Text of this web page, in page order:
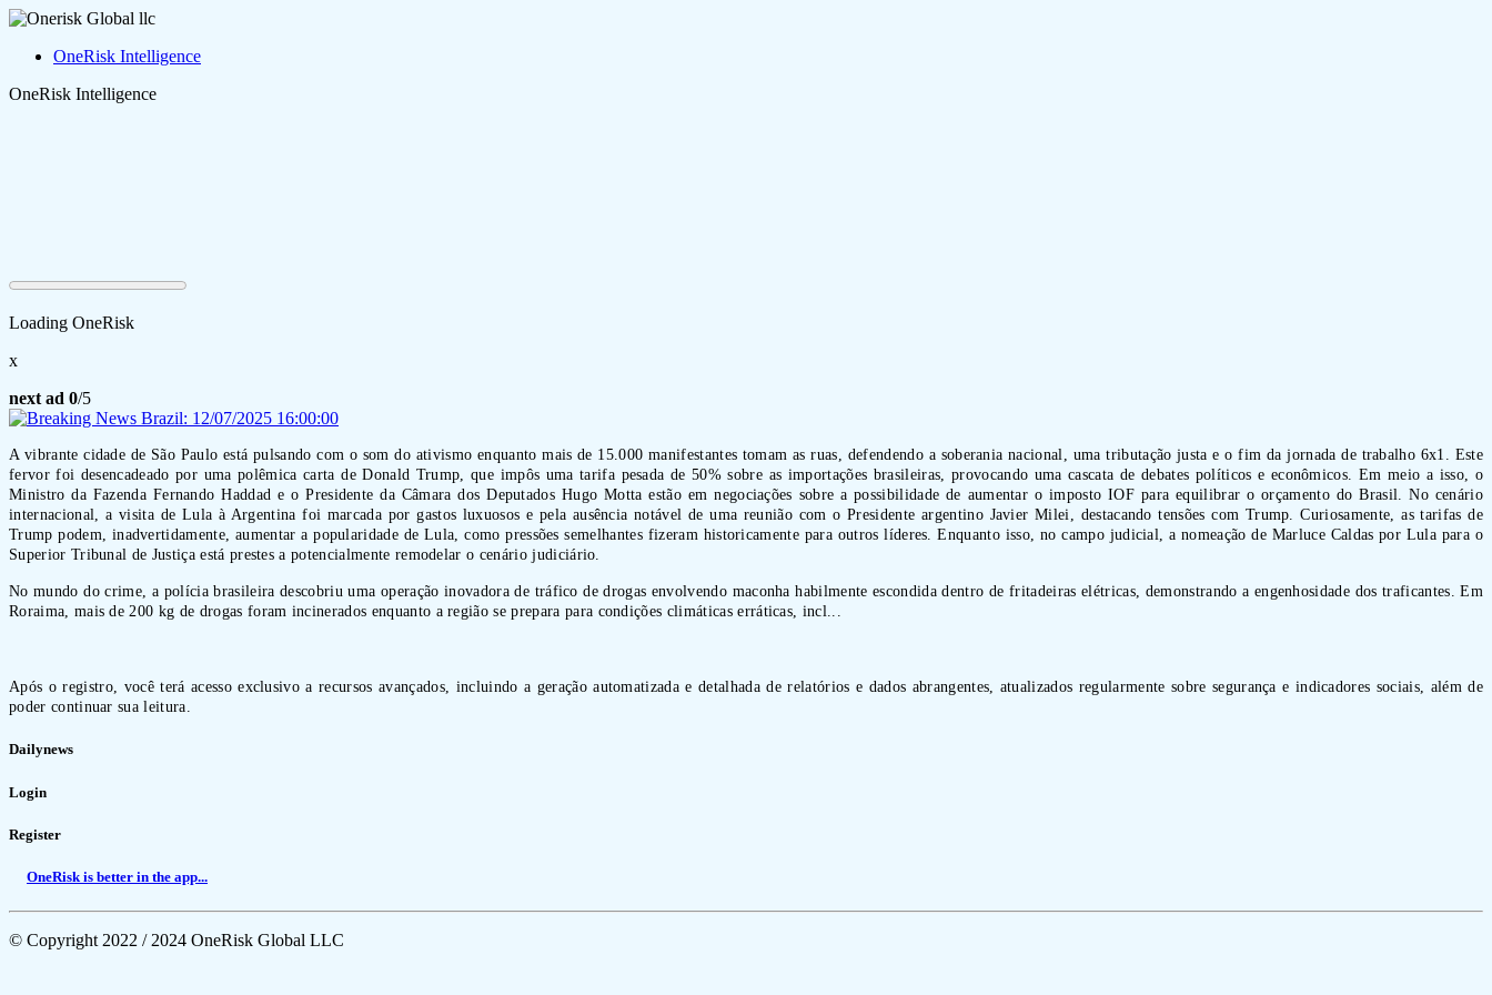
OneRisk Intelligence
OneRisk Intelligence
Loading OneRisk
x
next ad 0/5
A vibrante cidade de São Paulo está pulsando com o som do ativismo enquanto mais de 15.000 manifestantes tomam as ruas, defendendo a soberania nacional, uma tributação justa e o fim da jornada de trabalho 6x1. Este
fervor foi desencadeado por uma polêmica carta de Donald Trump, que impôs uma tarifa pesada de 50% sobre as importações brasileiras, provocando uma cascata de debates políticos e econômicos. Em meio a isso, o
Ministro da Fazenda Fernando Haddad e o Presidente da Câmara dos Deputados Hugo Motta estão em negociações sobre a possibilidade de aumentar o imposto IOF para equilibrar o orçamento do Brasil. No cenário
internacional, a visita de Lula à Argentina foi marcada por gastos luxuosos e pela ausência notável de uma reunião com o Presidente argentino Javier Milei, destacando tensões com Trump. Curiosamente, as tarifas de
Trump podem, inadvertidamente, aumentar a popularidade de Lula, como pressões semelhantes fizeram historicamente para outros líderes. Enquanto isso, no campo judicial, a nomeação de Marluce Caldas por Lula para o
Superior Tribunal de Justiça está prestes a potencialmente remodelar o cenário judiciário.
No mundo do crime, a polícia brasileira descobriu uma operação inovadora de tráfico de drogas envolvendo maconha habilmente escondida dentro de fritadeiras elétricas, demonstrando a engenhosidade dos traficantes. Em
Roraima, mais de 200 kg de drogas foram incinerados enquanto a região se prepara para condições climáticas erráticas, incl...
Após o registro, você terá acesso exclusivo a recursos avançados, incluindo a geração automatizada e detalhada de relatórios e dados abrangentes, atualizados regularmente sobre segurança e indicadores sociais, além de
poder continuar sua leitura.
Dailynews
Login
Register
OneRisk is better in the app...
© Copyright 2022 / 2024 OneRisk Global LLC